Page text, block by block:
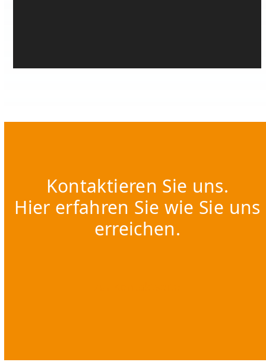
Kontaktieren Sie uns.
Hier erfahren Sie wie Sie uns
erreichen.